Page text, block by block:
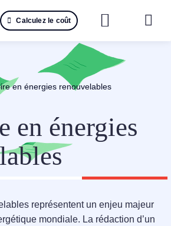
Calculez le coût
📝
📝
en énergies renouvelables
en énergies
représentent un enjeu majeur
mondiale. La rédaction d’un